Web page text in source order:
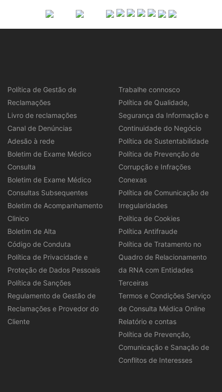
Política de Gestão de
Reclamações
Livro de reclamações
Canal de Denúncias
Adesão à rede
Boletim de Exame Médico
Consulta
Boletim de Exame Médico
Consultas Subsequentes
Boletim de Acompanhamento
Clinico
Boletim de Alta
Código de Conduta
Política de Privacidade e
Proteção de Dados Pessoais
Política de Sanções
Regulamento de Gestão de
Reclamações e Provedor do
Cliente
Trabalhe connosco
Política de Qualidade,
Segurança da Informação e
Continuidade do Negócio
Política de Sustentabilidade
Política de Prevenção de
Corrupção e Infrações
Conexas
Política de Comunicação de
Irregularidades
Política de Cookies
Política Antifraude
Política de Tratamento no
Quadro de Relacionamento
da RNA com Entidades
Terceiras
Termos e Condições Serviço
de Consulta Médica Online
Relatório e contas
Política de Prevenção,
Comunicação e Sanação de
Conflitos de Interesses